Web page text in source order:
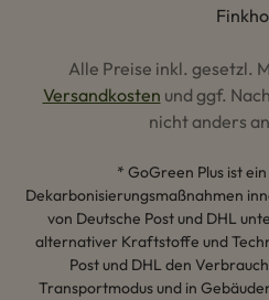
Alle Preise inkl. gesetzl.
Versandkosten und ggf.
nicht anders
* GoGreen Plus ist
Dekarbonisierungsmaßnahmen
von Deutsche Post und DHL
alternativer Kraftstoffe und
Post und DHL den
Transportmodus und in